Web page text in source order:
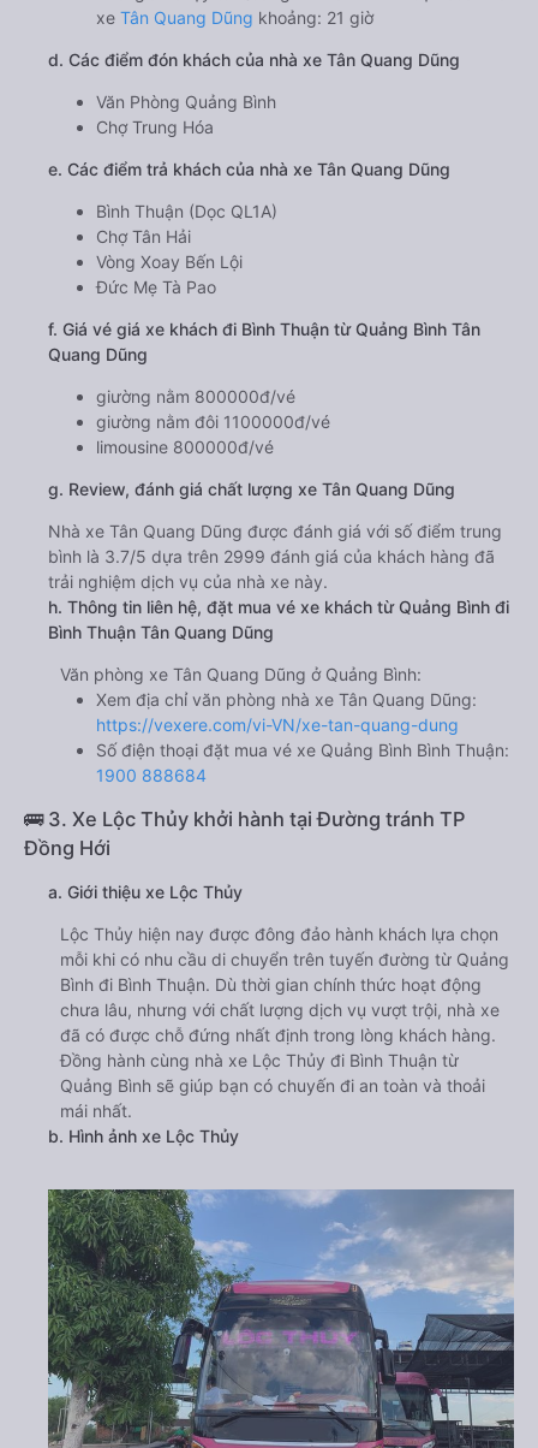
xe Tân Quang Dũng khoảng: 21 giờ
d. Các điểm đón khách của nhà xe Tân Quang Dũng
Văn Phòng Quảng Bình
Chợ Trung Hóa
e. Các điểm trả khách của nhà xe Tân Quang Dũng
Bình Thuận (Dọc QL1A)
Chợ Tân Hải
Vòng Xoay Bến Lội
Đức Mẹ Tà Pao
f. Giá vé giá xe khách đi Bình Thuận từ Quảng Bình Tân
Quang Dũng
giường nằm 800000đ/vé
giường nằm đôi 1100000đ/vé
limousine 800000đ/vé
g. Review, đánh giá chất lượng xe Tân Quang Dũng
Nhà xe Tân Quang Dũng được đánh giá với số điểm trung
bình là 3.7/5 dựa trên 2999 đánh giá của khách hàng đã
trải nghiệm dịch vụ của nhà xe này.
h. Thông tin liên hệ, đặt mua vé xe khách từ Quảng Bình đi
Bình Thuận Tân Quang Dũng
Văn phòng xe Tân Quang Dũng ở Quảng Bình:
Xem địa chỉ văn phòng nhà xe Tân Quang Dũng:
https://vexere.com/vi-VN/xe-tan-quang-dung
Số điện thoại đặt mua vé xe Quảng Bình Bình Thuận:
1900 888684
🚌 3. Xe Lộc Thủy khởi hành tại Đường tránh TP
Đồng Hới
a. Giới thiệu xe Lộc Thủy
Lộc Thủy hiện nay được đông đảo hành khách lựa chọn
mỗi khi có nhu cầu di chuyển trên tuyến đường từ Quảng
Bình đi Bình Thuận. Dù thời gian chính thức hoạt động
chưa lâu, nhưng với chất lượng dịch vụ vượt trội, nhà xe
đã có được chỗ đứng nhất định trong lòng khách hàng.
Đồng hành cùng nhà xe Lộc Thủy đi Bình Thuận từ
Quảng Bình sẽ giúp bạn có chuyến đi an toàn và thoải
mái nhất.
b. Hình ảnh xe Lộc Thủy